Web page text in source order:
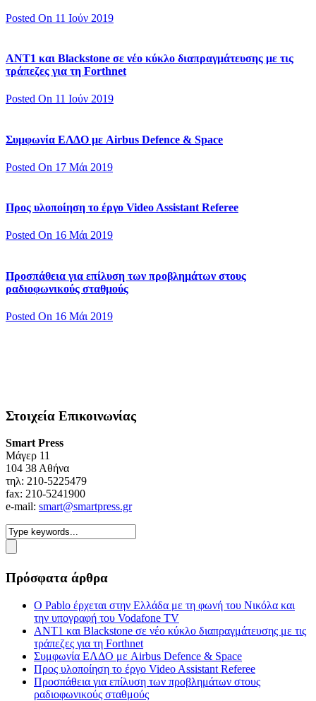
Posted On 11 Ιούν 2019
ΑΝΤ1 και Blackstone σε νέο κύκλο διαπραγμάτευσης με τις
τράπεζες για τη Forthnet
Posted On 11 Ιούν 2019
Συμφωνία ΕΛΔΟ με Airbus Defence & Space
Posted On 17 Μάι 2019
Προς υλοποίηση το έργο Video Assistant Referee
Posted On 16 Μάι 2019
Προσπάθεια για επίλυση των προβλημάτων στους
ραδιοφωνικούς σταθμούς
Posted On 16 Μάι 2019
Στοιχεία Επικοινωνίας
Smart Press
Mάγερ 11
104 38 Αθήνα
τηλ: 210-5225479
fax: 210-5241900
e-mail: smart@smartpress.gr
Πρόσφατα άρθρα
Ο Pablo έρχεται στην Ελλάδα με τη φωνή του Νικόλα και
την υπογραφή του Vodafone TV
ΑΝΤ1 και Blackstone σε νέο κύκλο διαπραγμάτευσης με τις
τράπεζες για τη Forthnet
Συμφωνία ΕΛΔΟ με Airbus Defence & Space
Προς υλοποίηση το έργο Video Assistant Referee
Προσπάθεια για επίλυση των προβλημάτων στους
ραδιοφωνικούς σταθμούς